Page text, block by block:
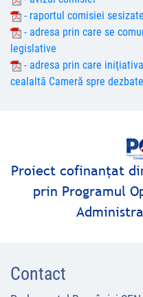
- raportul comisiei
- adresa prin care se
legislative
- adresa prin care
cealaltă Cameră spre
Proiect cofinanţat
prin Programul
Contact